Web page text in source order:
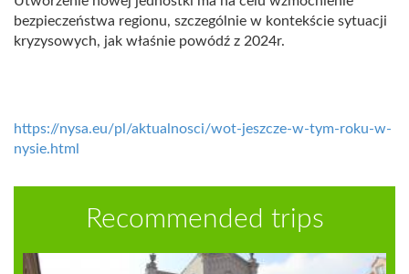
bezpieczeństwa regionu, szczególnie w kontekście sytuacji
kryzysowych, jak właśnie powódź z 2024r.
https://nysa.eu/pl/aktualnosci/wot-jeszcze-w-tym-roku-w-
nysie.html
Recommended trips